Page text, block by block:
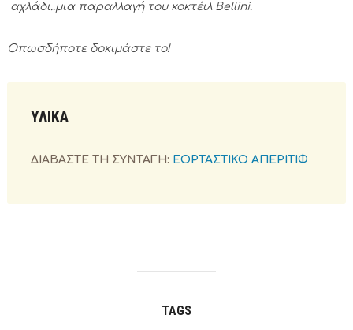
αχλάδι..μια παραλλαγή του κοκτέιλ Bellini.
Οπωσδήποτε δοκιμάστε το!
ΥΛΙΚΑ
ΔΙΑΒΑΣΤΕ ΤΗ ΣΥΝΤΑΓΗ: ΕΟΡΤΑΣΤΙΚΟ ΑΠΕΡΙΤΙΦ
TAGS